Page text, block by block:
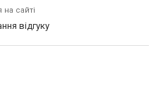
сайті
відгуку